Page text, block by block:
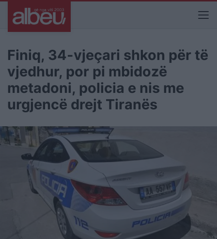
Finiq, 34-vjeçari shkon për të
vjedhur, por pi mbidozë
metadoni, policia e nis me
urgjencë drejt Tiranës